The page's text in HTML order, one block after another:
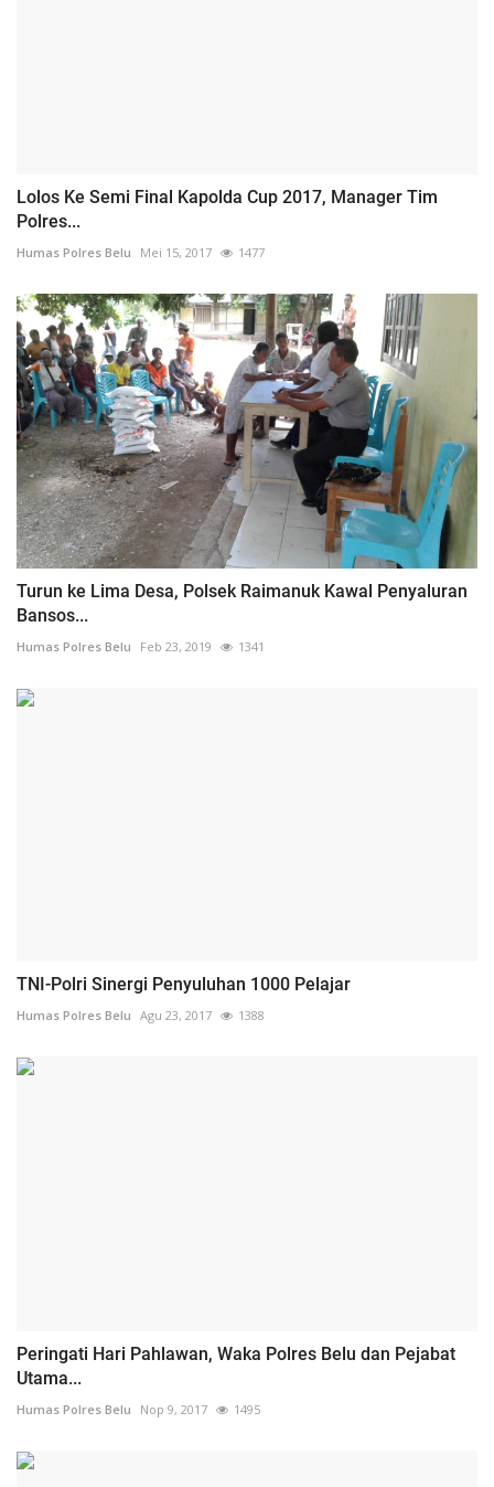
Lolos Ke Semi Final Kapolda Cup 2017, Manager Tim
Polres...
Humas Polres Belu Mei 15, 2017 1477
Turun ke Lima Desa, Polsek Raimanuk Kawal Penyaluran
Bansos...
Humas Polres Belu Feb 23, 2019 1341
TNI-Polri Sinergi Penyuluhan 1000 Pelajar
Humas Polres Belu Agu 23, 2017 1388
Peringati Hari Pahlawan, Waka Polres Belu dan Pejabat
Utama...
Humas Polres Belu Nop 9, 2017 1495